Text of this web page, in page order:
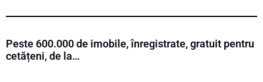
Peste 600.000 de imobile, înregistrate, gratuit pentru
cetățeni, de la…